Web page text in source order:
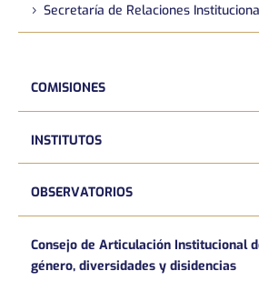
Secretaría de Relaciones
COMISIONES
INSTITUTOS
OBSERVATORIOS
Consejo de Articulación Institucional
género, diversidades y disidencias